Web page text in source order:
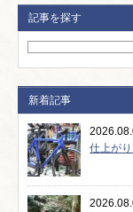
記事を探す
新着記事
仕上が